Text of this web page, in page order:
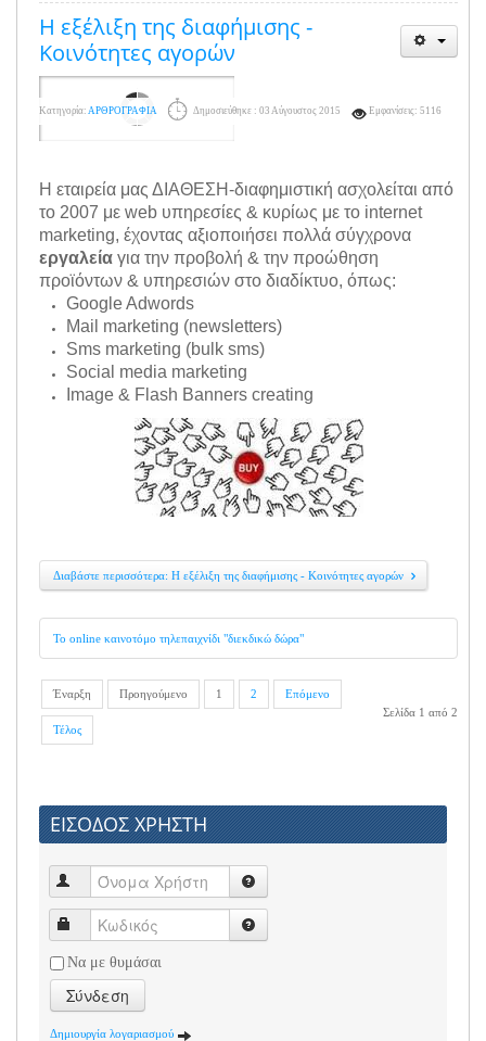
Η εξέλιξη της διαφήμισης -
Κοινότητες αγορών
Η εταιρεία μας ΔΙΑΘΕΣΗ-διαφημιστική ασχολείται από
το 2007 με web υπηρεσίες & κυρίως με το internet
marketing, έχοντας αξιοποιήσει πολλά σύγχρονα
εργαλεία για την προβολή & την προώθηση
προϊόντων & υπηρεσιών στο διαδίκτυο, όπως:
Google Adwords
Mail marketing (newsletters)
Sms marketing (bulk sms)
Social media marketing
Image & Flash Banners creating
Κατηγορία: ΑΡΘΡΟΓΡΑΦΙΑ Δημοσιεύθηκε : 03 Αύγουστος 2015 Εμφανίσεις: 5116
Διαβάστε περισσότερα: Η εξέλιξη της διαφήμισης - Κοινότητες αγορών
Το online καινοτόμο τηλεπαιχνίδι "διεκδικώ δώρα"
Σελίδα 1 από 2
Έναρξη Προηγούμενο 1 2 Επόμενο
Τέλος
ΕΙΣΟΔΟΣ ΧΡΗΣΤΗ
Να με θυμάσαι
Σύνδεση
Δημιουργία λογαριασμού